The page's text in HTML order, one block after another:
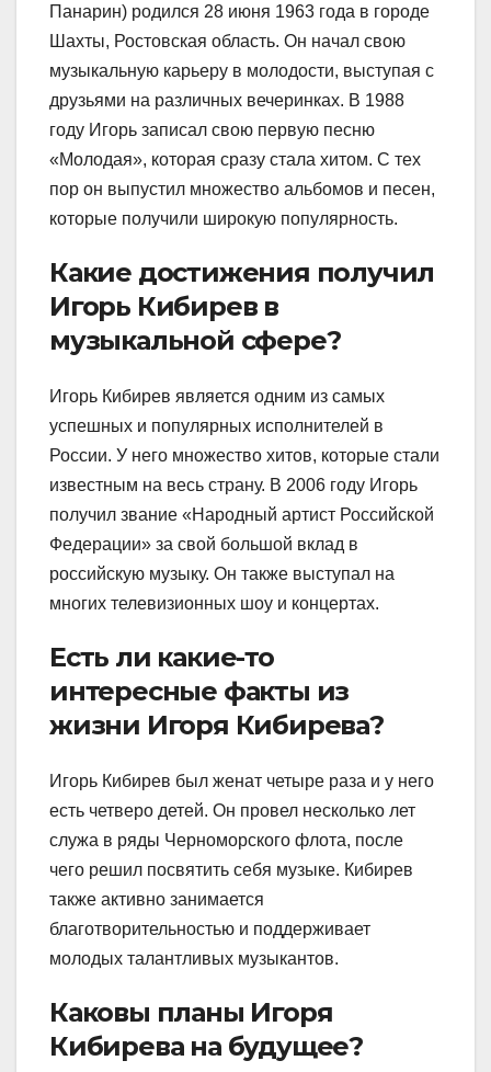
Панарин) родился 28 июня 1963 года в городе
Шахты, Ростовская область. Он начал свою
музыкальную карьеру в молодости, выступая с
друзьями на различных вечеринках. В 1988
году Игорь записал свою первую песню
«Молодая», которая сразу стала хитом. С тех
пор он выпустил множество альбомов и песен,
которые получили широкую популярность.
Какие достижения получил
Игорь Кибирев в
музыкальной сфере?
Игорь Кибирев является одним из самых
успешных и популярных исполнителей в
России. У него множество хитов, которые стали
известным на весь страну. В 2006 году Игорь
получил звание «Народный артист Российской
Федерации» за свой большой вклад в
российскую музыку. Он также выступал на
многих телевизионных шоу и концертах.
Есть ли какие-то
интересные факты из
жизни Игоря Кибирева?
Игорь Кибирев был женат четыре раза и у него
есть четверо детей. Он провел несколько лет
служа в ряды Черноморского флота, после
чего решил посвятить себя музыке. Кибирев
также активно занимается
благотворительностью и поддерживает
молодых талантливых музыкантов.
Каковы планы Игоря
Кибирева на будущее?